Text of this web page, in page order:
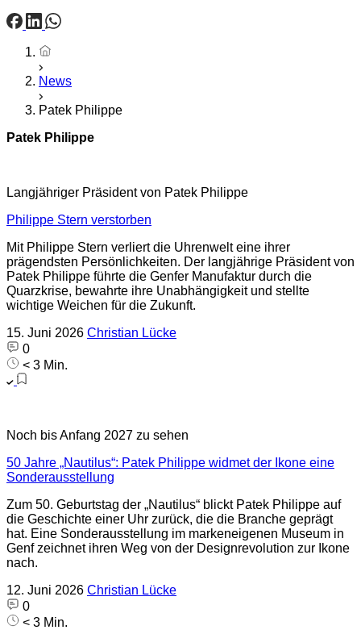
Startseite
News
Patek Philippe
Patek Philippe
Langjähriger Präsident von Patek Philippe
Philippe Stern verstorben
Mit Philippe Stern verliert die Uhrenwelt eine ihrer
prägendsten Persönlichkeiten. Der langjährige Präsident von
Patek Philippe führte die Genfer Manufaktur durch die
Quarzkrise, bewahrte ihre Unabhängigkeit und stellte
wichtige Weichen für die Zukunft.
15. Juni 2026 Christian Lücke
0
< 3 Min.
Noch bis Anfang 2027 zu sehen
50 Jahre „Nautilus“: Patek Philippe widmet der Ikone eine
Sonderausstellung
Zum 50. Geburtstag der „Nautilus“ blickt Patek Philippe auf
die Geschichte einer Uhr zurück, die die Branche geprägt
hat. Eine Sonderausstellung im markeneigenen Museum in
Genf zeichnet ihren Weg von der Designrevolution zur Ikone
nach.
12. Juni 2026 Christian Lücke
0
< 3 Min.